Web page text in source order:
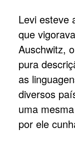
Levi esteve
que
Auschwitz,
pura
as
diversos
uma
por ele